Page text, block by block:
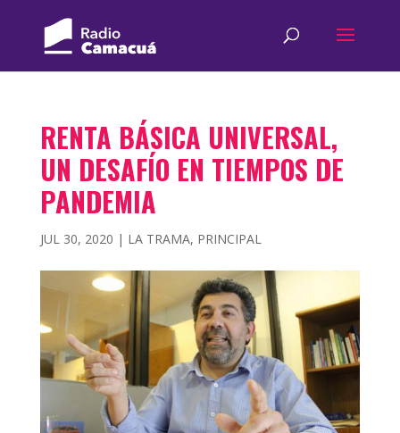
RENTA BÁSICA UNIVERSAL,
UN DESAFÍO EN TIEMPOS DE
PANDEMIA
JUL 30, 2020 | LA TRAMA, PRINCIPAL